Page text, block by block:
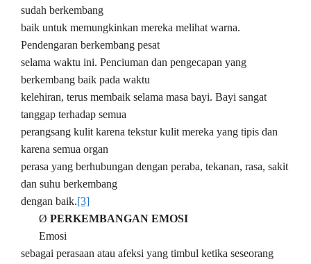
sudah berkembang
baik untuk memungkinkan mereka melihat warna.
Pendengaran berkembang pesat
selama waktu ini. Penciuman dan pengecapan yang
berkembang baik pada waktu
kelehiran, terus membaik selama masa bayi. Bayi sangat
tanggap terhadap semua
perangsang kulit karena tekstur kulit mereka yang tipis dan
karena semua organ
perasa yang berhubungan dengan peraba, tekanan, rasa, sakit
dan suhu berkembang
dengan baik.[3]
Ø PERKEMBANGAN EMOSI
Emosi
sebagai perasaan atau afeksi yang timbul ketika seseorang